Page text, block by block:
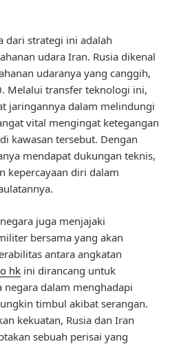
dari strategi ini adalah
udara Iran. Rusia dikenal
udaranya yang canggih,
Melalui transfer teknologi ini,
jaringannya dalam melindungi
vital mengingat ketegangan
kawasan tersebut. Dengan
mendapat dukungan teknis,
kepercayaan diri dalam
juga menjajaki
bersama yang akan
antara angkatan
hk ini dirancang untuk
negara dalam menghadapi
timbul akibat serangan.
kekuatan, Rusia dan Iran
sebuah perisai yang